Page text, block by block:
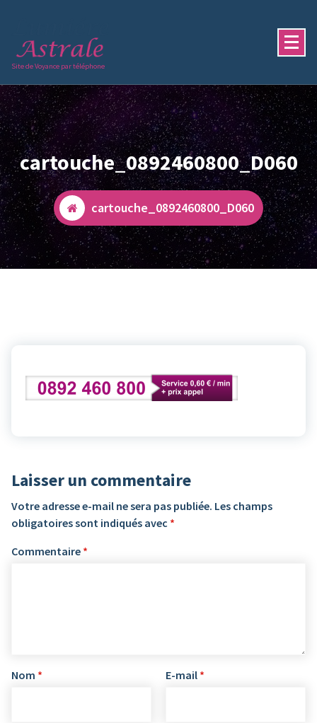
contenu
Site de Voyance par téléphone
cartouche_0892460800_D060
cartouche_0892460800_D060
Laisser un commentaire
Votre adresse e-mail ne sera pas publiée. Les champs
obligatoires sont indiqués avec *
Commentaire *
Nom * E-mail *